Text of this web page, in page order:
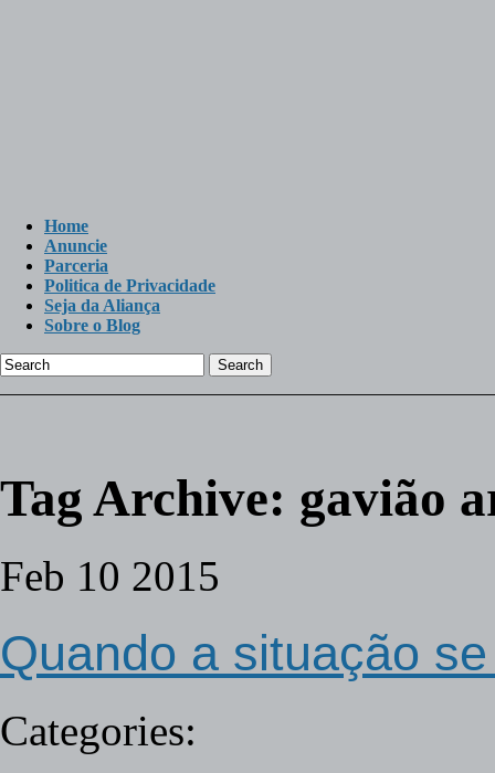
Home
Anuncie
Parceria
Politica de Privacidade
Seja da Aliança
Sobre o Blog
Search
Tag Archive: gavião
Feb 10 2015
Quando a situação
Categories: